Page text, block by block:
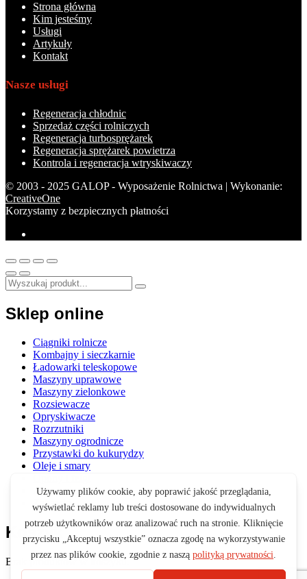
Strona główna
Kim jesteśmy
Usługi
Artykuły
Kontakt
Nasze usługi
Regeneracja chłodnic
Sprzedaż części rolniczych
Regeneracja turbosprężarek
Regeneracja sprężarek powietrza
Kontrola i regeneracja wtryskiwaczy
© 2003 - 2025 GALOP - Wyposażenie Rolnictwa | Wykonanie:
CreativeOne
Korzystamy z bezpiecznych płatności
Sklep online
Ciągniki rolnicze
Kombajny i sieczkarnie
Ładowarki teleskopowe
Maszyny uprawowe
Maszyny zielonkowe
Rozsiewacze
Opryskiwacze
Rozrzutniki
Maszyny ogrodnicze
Przystawki do kukurydzy
Oleje i smary
Akcesoria
Zabawki
Koszyk
Brak produktów w koszyku.